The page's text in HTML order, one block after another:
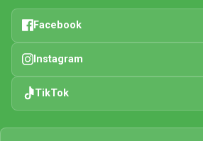
Facebook
Instagram
TikTok